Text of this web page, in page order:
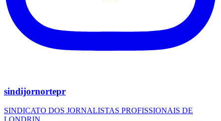
sindijornortepr
SINDICATO DOS JORNALISTAS PROFISSIONAIS DE
LONDRIN